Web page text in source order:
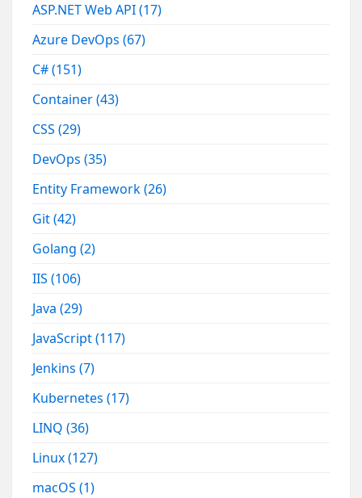
ASP.NET Web API(17)
Azure DevOps(67)
C#(151)
Container(43)
CSS(29)
DevOps(35)
Entity Framework(26)
Git(42)
Golang(2)
IIS(106)
Java(29)
JavaScript(117)
Jenkins(7)
Kubernetes(17)
LINQ(36)
Linux(127)
macOS(1)